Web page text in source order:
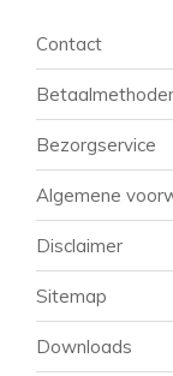
Contact
Bezorgservice
Algemene
Disclaimer
Sitemap
Downloads